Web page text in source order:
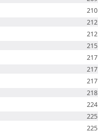
210
212
212
215
217
217
217
218
224
225
225